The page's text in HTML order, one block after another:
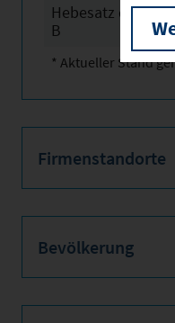
Hebesatz der
B
* Aktueller Stand
Firmenstandorte
Bevölkerung